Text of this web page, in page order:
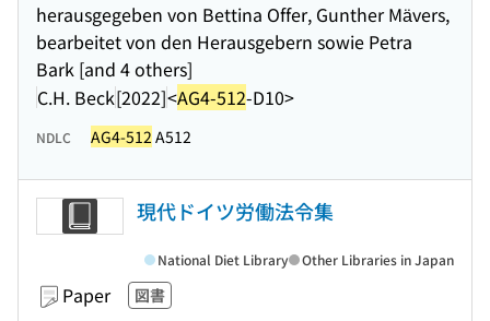
herausgegeben von Bettina Offer, Gunther Mävers,
bearbeitet von den Herausgebern sowie Petra
Bark [and 4 others]
C.H. Beck[2022]<AG4-512-D10>
NDLC AG4-512 A512
現代ドイツ労働法令集
Paper 図書
National Diet Library Other Libraries in Japan